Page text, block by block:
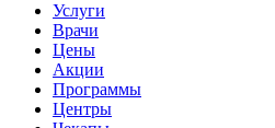
Услуги
Врачи
Цены
Акции
Программы
Центры